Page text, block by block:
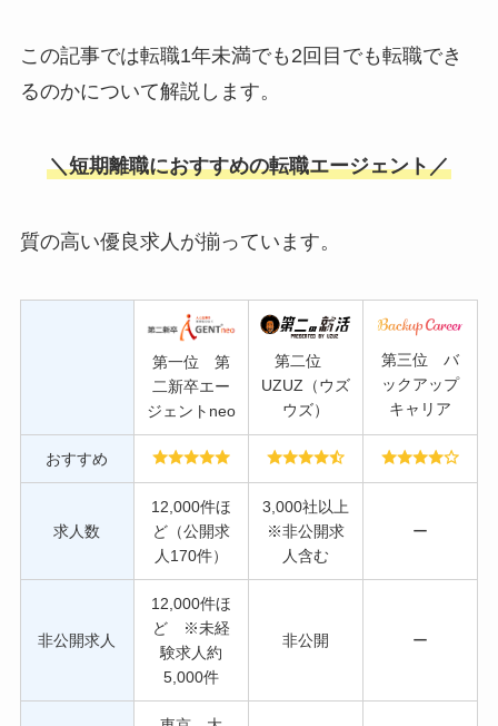
この記事では転職1年未満でも2回目でも転職でき
るのかについて解説します。
＼短期離職におすすめの転職エージェント／
質の高い優良求人が揃っています。
第一位 第
二新卒エー
ジェントneo
第二位
UZUZ（ウズ
ウズ）
第三位 バ
ックアップ
キャリア
おすすめ
求人数
12,000件ほ
ど（公開求
人170件）
3,000社以上
※非公開求
人含む
ー
非公開求人
12,000件ほ
ど ※未経
験求人約
5,000件
非公開 ー